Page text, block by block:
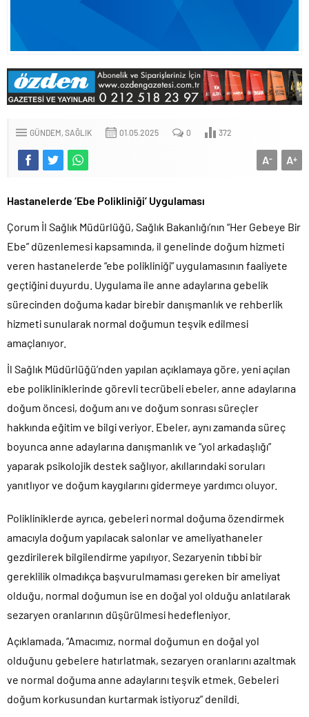
GÜNDEM SAĞLIK 01.05.2025 0 372
A+
A-
Hastanelerde ‘Ebe Polikliniği’ Uygulaması
Çorum İl Sağlık Müdürlüğü, Sağlık Bakanlığı’nın “Her Gebeye Bir
Ebe” düzenlemesi kapsamında, il genelinde doğum hizmeti
veren hastanelerde “ebe polikliniği” uygulamasının faaliyete
geçtiğini duyurdu. Uygulama ile anne adaylarına gebelik
sürecinden doğuma kadar birebir danışmanlık ve rehberlik
hizmeti sunularak normal doğumun teşvik edilmesi
amaçlanıyor.
İl Sağlık Müdürlüğü’nden yapılan açıklamaya göre, yeni açılan
ebe polikliniklerinde görevli tecrübeli ebeler, anne adaylarına
doğum öncesi, doğum anı ve doğum sonrası süreçler
hakkında eğitim ve bilgi veriyor. Ebeler, aynı zamanda süreç
boyunca anne adaylarına danışmanlık ve “yol arkadaşlığı”
yaparak psikolojik destek sağlıyor, akıllarındaki soruları
yanıtlıyor ve doğum kaygılarını gidermeye yardımcı oluyor.
Polikliniklerde ayrıca, gebeleri normal doğuma özendirmek
amacıyla doğum yapılacak salonlar ve ameliyathaneler
gezdirilerek bilgilendirme yapılıyor. Sezaryenin tıbbi bir
gereklilik olmadıkça başvurulmaması gereken bir ameliyat
olduğu, normal doğumun ise en doğal yol olduğu anlatılarak
sezaryen oranlarının düşürülmesi hedefleniyor.
Açıklamada, “Amacımız, normal doğumun en doğal yol
olduğunu gebelere hatırlatmak, sezaryen oranlarını azaltmak
ve normal doğuma anne adaylarını teşvik etmek. Gebeleri
doğum korkusundan kurtarmak istiyoruz” denildi.